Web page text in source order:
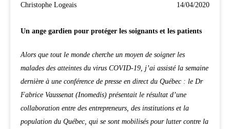
Christophe Logeais 14/04/2020
Un ange gardien pour protéger les soignants et les patients
Alors que tout le monde cherche un moyen de soigner les
malades des atteintes du virus COVID-19, j’ai assisté la semaine
dernière à une conférence de presse en direct du Québec : le Dr
Fabrice Vaussenat (Inomedis) présentait le résultat d’une
collaboration entre des entrepreneurs, des institutions et la
population du Québec, qui se sont mobilisés pour lutter contre la